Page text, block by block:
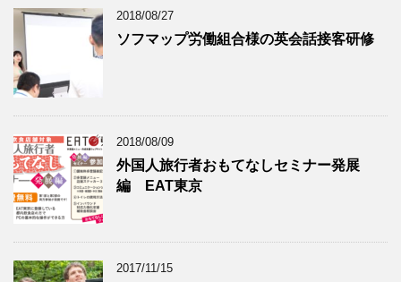
2018/08/27
ソフマップ労働組合様の英会話接客研修
2018/08/09
外国人旅行者おもてなしセミナー発展
編 EAT東京
2017/11/15